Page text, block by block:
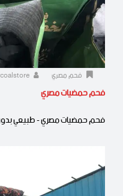
فحم مصري
فحم حمضيات مصري
فحم حمضيات مصري - طبيعي بدون